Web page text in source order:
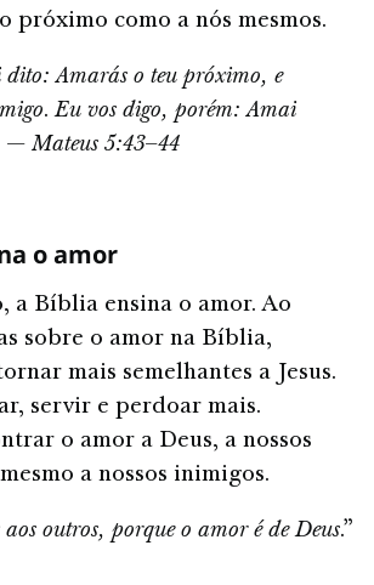
próximo como a nós mesmos.
dito: Amarás o teu próximo, e
. Eu vos digo, porém: Amai
— Mateus 5:43–44
o amor
a Bíblia ensina o amor. Ao
sobre o amor na Bíblia,
mais semelhantes a Jesus.
servir e perdoar mais.
o amor a Deus, a nossos
a nossos inimigos.
aos outros, porque o amor é de Deus.”